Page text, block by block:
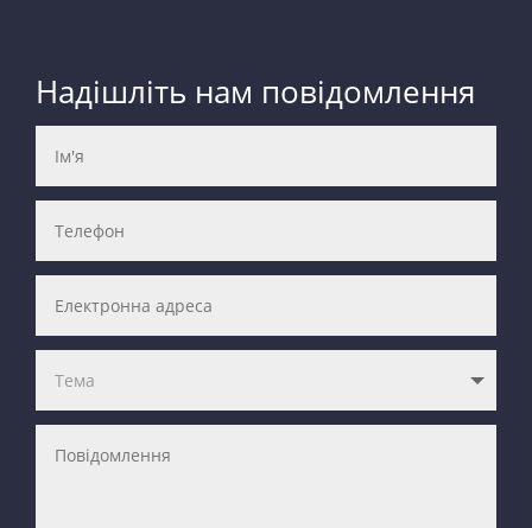
Надішліть нам повідомлення